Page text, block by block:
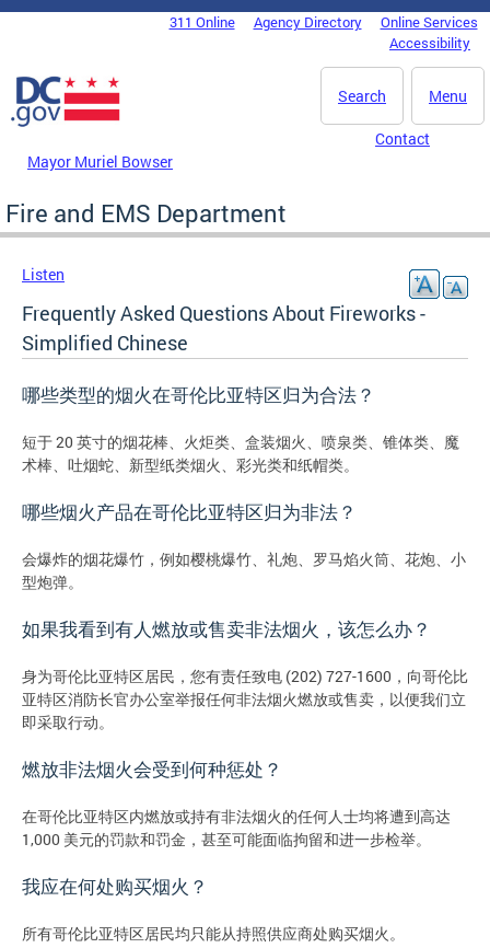
Skip to main content
DC Agency Top Menu311 Online Agency Directory
Online Services
Accessibility
Menu
Search
Mayor Muriel Bowser
Contact
Fire and EMS Department
Listen
Frequently Asked Questions About Fireworks -
Simplified Chinese
哪些类型的烟火在哥伦比亚特区归为合法？
短于 20 英寸的烟花棒、火炬类、盒装烟火、喷泉类、锥体类、魔
术棒、吐烟蛇、新型纸类烟火、彩光类和纸帽类。
哪些烟火产品在哥伦比亚特区归为非法？
会爆炸的烟花爆竹，例如樱桃爆竹、礼炮、罗马焰火筒、花炮、小
型炮弹。
如果我看到有人燃放或售卖非法烟火，该怎么办？
身为哥伦比亚特区居民，您有责任致电 (202) 727-1600，向哥伦比
亚特区消防长官办公室举报任何非法烟火燃放或售卖，以便我们立
即采取行动。
燃放非法烟火会受到何种惩处？
在哥伦比亚特区内燃放或持有非法烟火的任何人士均将遭到高达
1,000 美元的罚款和罚金，甚至可能面临拘留和进一步检举。
我应在何处购买烟火？
所有哥伦比亚特区居民均只能从持照供应商处购买烟火。